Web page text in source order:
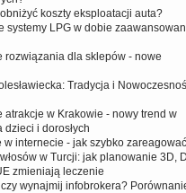
koszty eksploatacji auta?
systemy LPG w dobie
rozwiązania dla sklepów - nowe
Tradycja i
atrakcje w Krakowie - nowy trend w
dzieci i dorosłych
w internecie - jak szybko
w Turcji: jak planowanie 3D,
zmieniają leczenie
wynajmij infobrokera?